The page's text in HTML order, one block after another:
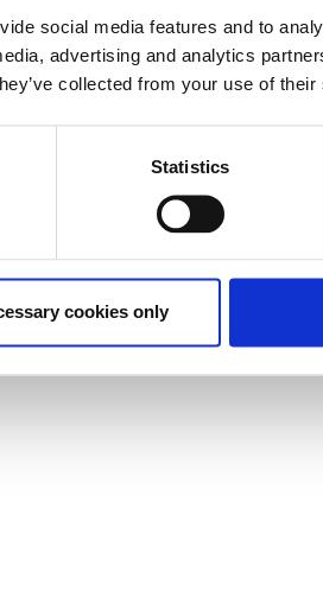
social media features and to
advertising and analytics
collected from your use of
Statistics
cookies only
θα περιηγηθείτε στους
και πληροφοριών μέσω του
φωτογραφιών, εικόνων,